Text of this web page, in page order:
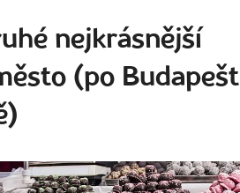
nejkrásnější
(po